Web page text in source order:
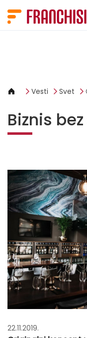
Vesti Svet
Biznis
22.11.2019.